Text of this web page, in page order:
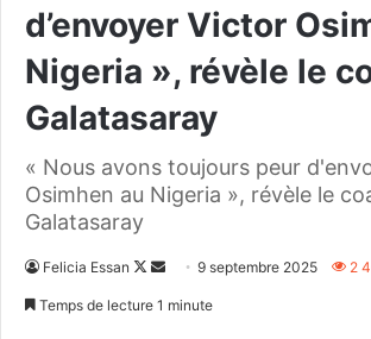
d’envoyer Victor
Nigeria », révèle le
Galatasaray
« Nous avons toujours peur
Osimhen au Nigeria », révèle le
Galatasaray
Felicia Essan
Follow
Envoyer9 septembre 2025 2
Temps de lecture 1 minute